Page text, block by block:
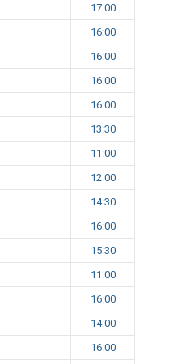
17:00
16:00
16:00
16:00
16:00
13:30
11:00
12:00
14:30
16:00
15:30
11:00
16:00
14:00
16:00